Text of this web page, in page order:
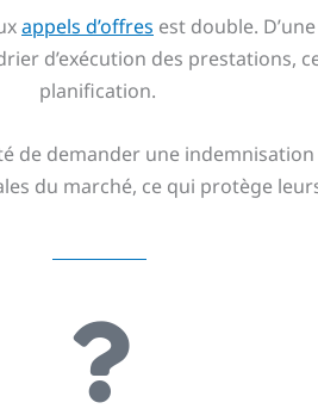
appels d’offres est double.
d’exécution des prestations,
planification.
de demander une
du marché, ce qui protège